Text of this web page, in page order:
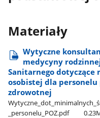
Materiały
Wytyczne
medycyny
Sanitarnego
osobistej dla
zdrowotnej
_personelu​_POZ.pdf